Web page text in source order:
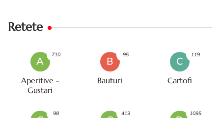
Retete
A
Aperitive -
Gustari
710
B
Bauturi
95
C
Cartofi
119
98 413 1095